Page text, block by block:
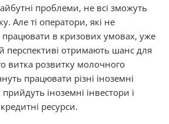
проблеми, не всі зможуть
Але ті оператори, які не
в кризових умовах, уже
перспективі отримають шанс для
витка розвитку молочного
працювати різні іноземні
іноземні інвестори і
ресурси.